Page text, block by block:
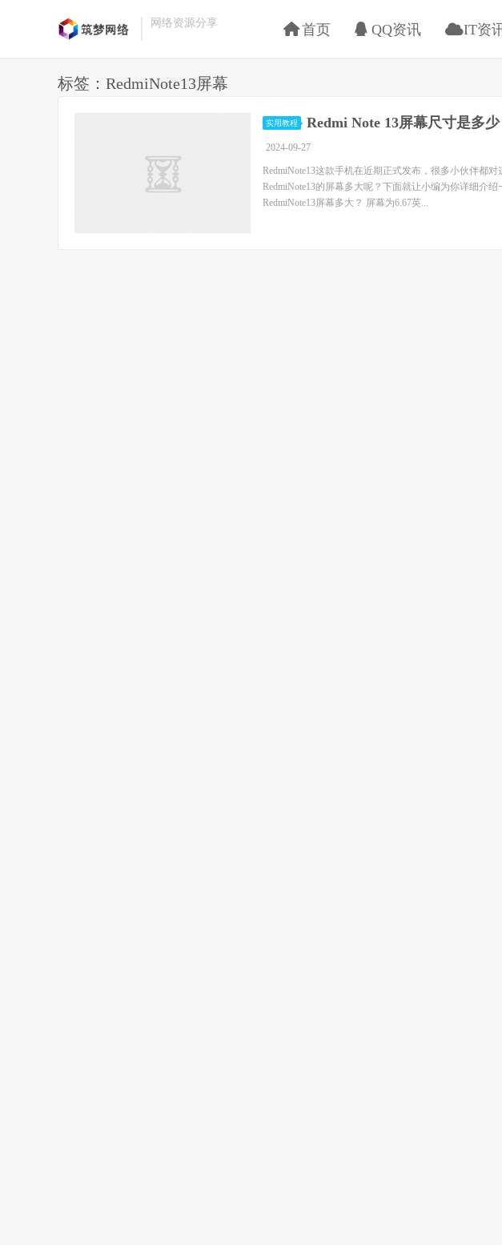
网络资源分享 首页 QQ资讯 IT资
标签：RedmiNote13屏幕
实用教程 Redmi Note 13屏幕尺寸是多
2024-09-27
RedmiNote13这款手机在近期正式发布，很多小伙伴都
RedmiNote13的屏幕多大呢？下面就让小编为你详细介
RedmiNote13屏幕多大？ 屏幕为6.67英...